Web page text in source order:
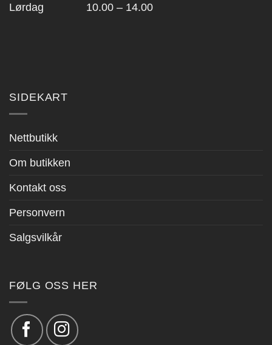
Lørdag 10.00 – 14.00
SIDEKART
Nettbutikk
Om butikken
Kontakt oss
Personvern
Salgsvilkår
FØLG OSS HER